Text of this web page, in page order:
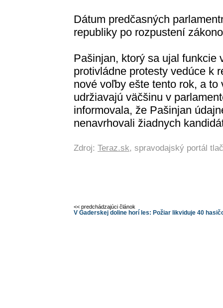
Dátum predčasných
republiky po rozpustení
Pašinjan, ktorý sa ujal funkcie
protivládne protesty vedúce k
nové voľby ešte tento rok, a
udržiavajú väčšinu v
informovala, že Pašinjan
nenavrhovali žiadnych
Zdroj: Teraz.sk, spravodajský portál
<< predchádzajúci článok
V Gaderskej doline horí les: Požiar likviduje 40